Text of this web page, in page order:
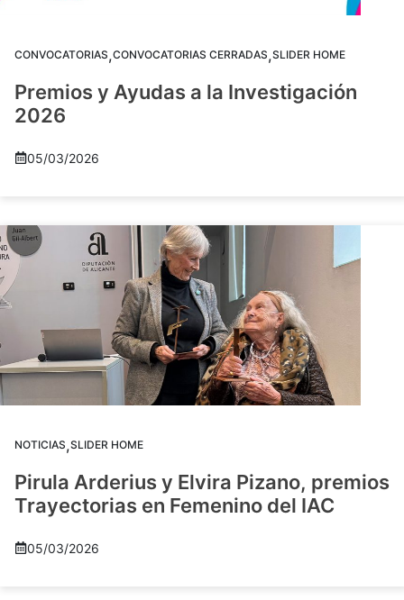
CONVOCATORIAS,CONVOCATORIAS CERRADAS,SLIDER HOME
Premios y Ayudas a la Investigación
2026
05/03/2026
NOTICIAS,SLIDER HOME
Pirula Arderius y Elvira Pizano, premios
Trayectorias en Femenino del IAC
05/03/2026